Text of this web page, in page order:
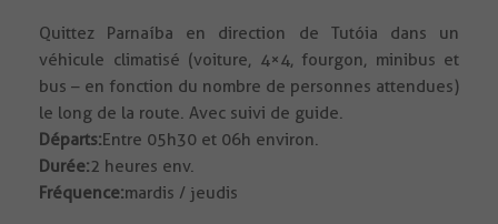
Quittez Parnaíba en direction de Tutóia dans un
véhicule climatisé (voiture, 4×4, fourgon, minibus et
bus – en fonction du nombre de personnes attendues)
le long de la route. Avec suivi de guide.
Départs:Entre 05h30 et 06h environ.
Durée:2 heures env.
Fréquence:mardis / jeudis